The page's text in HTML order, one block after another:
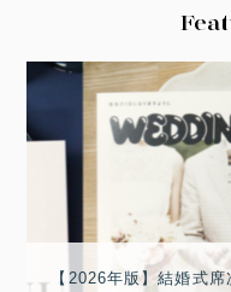
【2026年版】結婚式